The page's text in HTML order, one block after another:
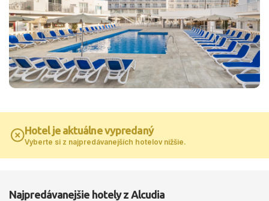
Hotel je aktuálne vypredaný
Vyberte si z najpredávanejších hotelov nižšie.
Najpredávanejšie hotely z Alcudia